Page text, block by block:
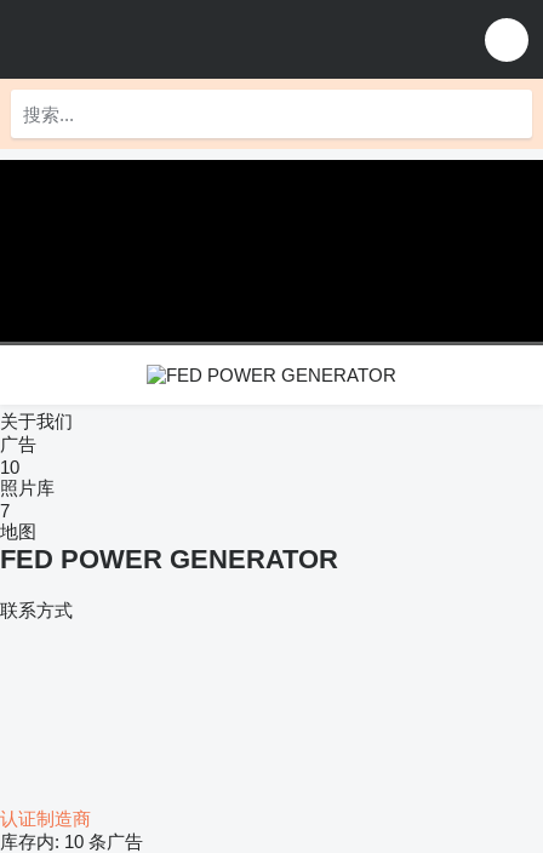
关于我们
广告
10
照片库
7
地图
FED POWER GENERATOR
联系方式
认证制造商
库存内: 10 条广告